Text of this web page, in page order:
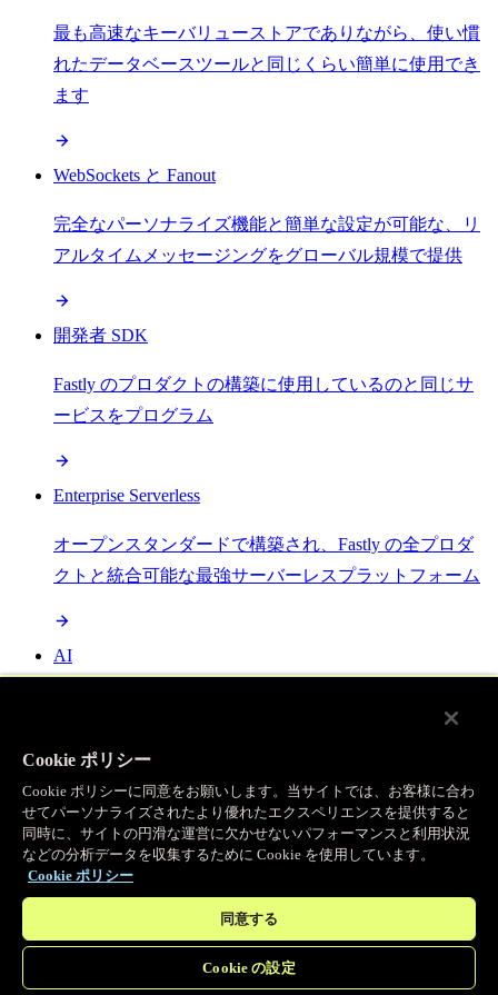
最も高速なキーバリューストアでありながら、使い慣
れたデータベースツールと同じくらい簡単に使用でき
ます
WebSockets と Fanout
完全なパーソナライズ機能と簡単な設定が可能な、リ
アルタイムメッセージングをグローバル規模で提供
開発者 SDK
Fastly のプロダクトの構築に使用しているのと同じサ
ービスをプログラム
Enterprise Serverless
オープンスタンダードで構築され、Fastly の全プロダ
クトと統合可能な最強サーバーレスプラットフォーム
AI
Object Storage
送信量ゼロで大容量ファイルにエッジで直接アクセス
プログラマブルキャッシュ
Cookie ポリシー
Cookie ポリシーに同意をお願いします。当サイトでは、お客様に合わ
せてパーソナライズされたより優れたエクスペリエンスを提供すると
同時に、サイトの円滑な運営に欠かせないパフォーマンスと利用状況
などの分析データを収集するために Cookie を使用しています。
Cookie ポリシー
同意する
Cookie の設定